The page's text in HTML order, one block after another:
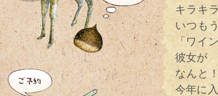
キラキ
いつも
「ワイ
彼女が
なんと
今年に